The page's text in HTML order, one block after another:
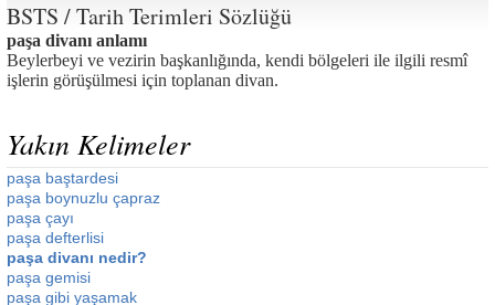
BSTS / Tarih Terimleri Sözlüğü
paşa divanı anlamı
Beylerbeyi ve vezirin başkanlığında, kendi bölgeleri ile ilgili resmî
işlerin görüşülmesi için toplanan divan.
Yakın Kelimeler
paşa baştardesi
paşa boynuzlu çapraz
paşa çayı
paşa defterlisi
paşa divanı nedir?
paşa gemisi
paşa gibi yaşamak